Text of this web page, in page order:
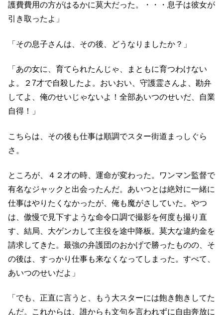
護費費用の方がはるかに莫大だった。・・・息子は彼女が
引き取ったよ」
「その息子さんは、その後、どうなりましたか？」
「あの女に、育てられたんじゃ、まともに育つわけない
よ。２7才で自殺したよ。おいおい、守護霊さんよ、勘弁
してよ、俺のせいじゃないよ！全部あいつのせいだ、自業
自得！」
こちらは、その後も仕事は順調でスター街道まっしぐら
さ。
ところが、４２才の時、運命が変わった。ワンマン監督で
有名なジャックと出会ったんだ。あいつとは絶対に一緒に
仕事はやりたくなかったが、俺も魔がさしていた。やつ
は、傲慢で見下すような命令口調で撮影を何度も撮り直
す、結局、大ゲンカして主役を途中降板。莫大な違約金を
請求してきた。最強の弁護団のおかげで勝ったものの、そ
の後は、すっかり仕事も来なくなってしまった。すべて、
あいつのせいだよ」
「でも、正直に言うと、もう大スターには飽き飽きしてた
んだ。これからは、誰からも文句を言われずに自由奔放に